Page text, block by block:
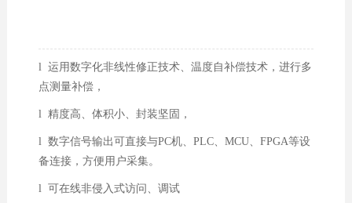
l 运用数字化非线性修正技术、温度自补偿技术，进行多
点测量补偿，
l 精度高、体积小、封装坚固，
l 数字信号输出可直接与PC机、PLC、MCU、FPGA等设
备连接，方便用户采集。
l 可在线非侵入式访问、调试